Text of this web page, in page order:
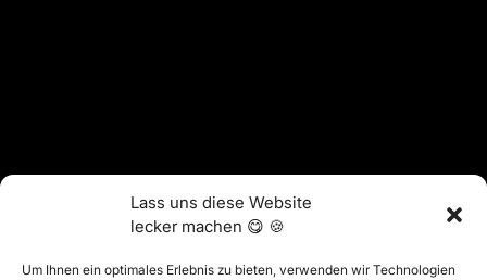
Lass uns diese Website
lecker machen 😋 🍪
Um Ihnen ein optimales Erlebnis zu bieten, verwenden wir Technologien